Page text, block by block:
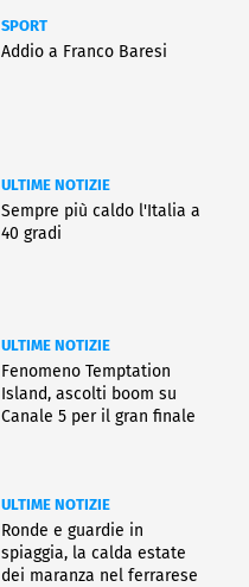
SPORT
Addio a Franco Baresi
ULTIME NOTIZIE
Sempre più caldo l'Italia a
40 gradi
ULTIME NOTIZIE
Fenomeno Temptation
Island, ascolti boom su
Canale 5 per il gran finale
ULTIME NOTIZIE
Ronde e guardie in
spiaggia, la calda estate
dei maranza nel ferrarese